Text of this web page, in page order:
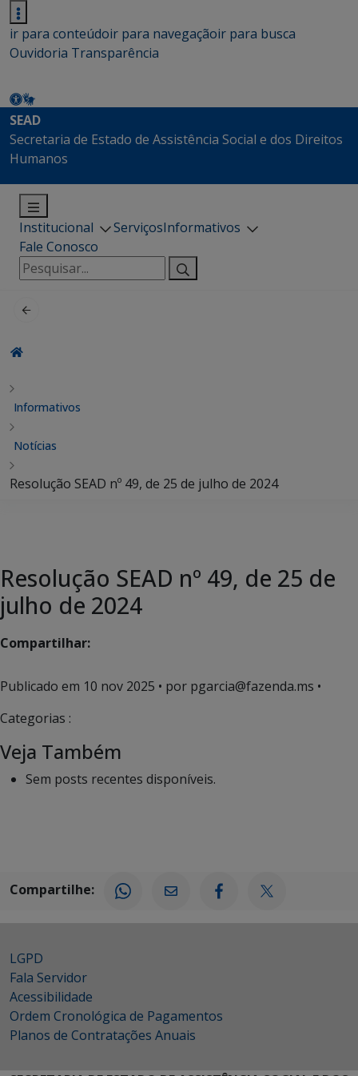
ir para conteúdoir para navegaçãoir para busca
Ouvidoria Transparência
SEAD
Secretaria de Estado de Assistência Social e dos Direitos
Humanos
Institucional ServiçosInformativos
Fale Conosco
Pesquisar
por:
Informativos
Notícias
Resolução SEAD nº 49, de 25 de julho de 2024
Resolução SEAD nº 49, de 25 de
julho de 2024
Compartilhar:
Publicado em 10 nov 2025 • por pgarcia@fazenda.ms •
Categorias :
Veja Também
Sem posts recentes disponíveis.
Compartilhe:
LGPD
Fala Servidor
Acessibilidade
Ordem Cronológica de Pagamentos
Planos de Contratações Anuais